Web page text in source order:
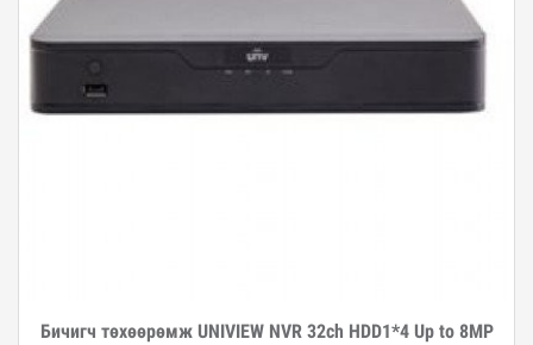
Дэлгэрэнгүй
Бичигч төхөөрөмж UNIVIEW NVR 32ch HDD1*4 Up to 8MP